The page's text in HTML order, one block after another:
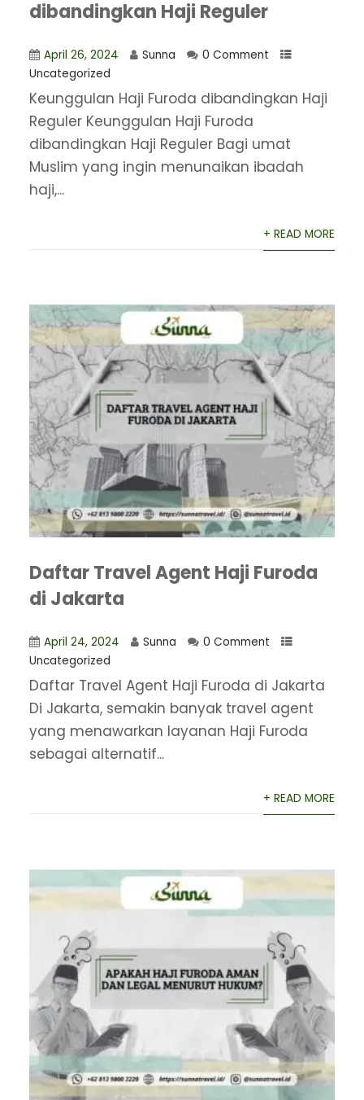
dibandingkan Haji Reguler
April 26, 2024 Sunna
0 Comment
Uncategorized
Keunggulan Haji Furoda dibandingkan Haji
Reguler Keunggulan Haji Furoda
dibandingkan Haji Reguler Bagi umat
Muslim yang ingin menunaikan ibadah
haji,...
+ READ MORE
Daftar Travel Agent Haji Furoda
di Jakarta
April 24, 2024 Sunna
0 Comment
Uncategorized
Daftar Travel Agent Haji Furoda di Jakarta
Di Jakarta, semakin banyak travel agent
yang menawarkan layanan Haji Furoda
sebagai alternatif...
+ READ MORE